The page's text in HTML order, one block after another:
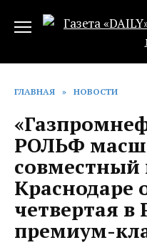
ГЛАВНАЯ » НОВОСТИ
РОЛЬФ
совместный
Краснодаре
четвертая в
премиум-